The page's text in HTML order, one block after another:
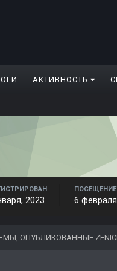
АКТИВНОСТЬ
2023
ПОСЕЩЕНИЕ
6
ОПУБЛИКОВАННЫЕ